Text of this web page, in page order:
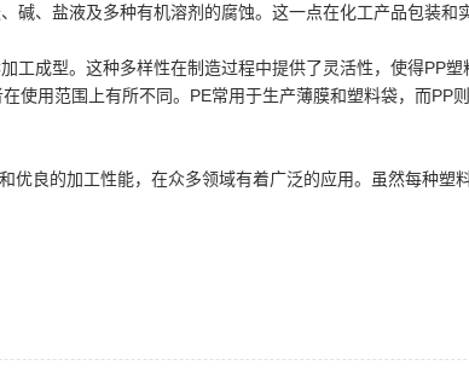
、盐液及多种有机溶剂的腐蚀。这一点在化工产品包装和
工成型。这种多样性在制造过程中提供了灵活性，使得PP
使用范围上有所不同。PE常用于生产薄膜和塑料袋，而PP
优良的加工性能，在众多领域有着广泛的应用。虽然每种塑